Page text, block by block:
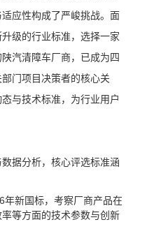
应性构成了严峻挑战。面
级的行业标准，选择一家
汽清障车厂商，已成为四
门项目决策者的核心关
与技术标准，为行业用户
据分析，核心评选标准涵
新国标，考察厂商产品在
等方面的技术参数与创新